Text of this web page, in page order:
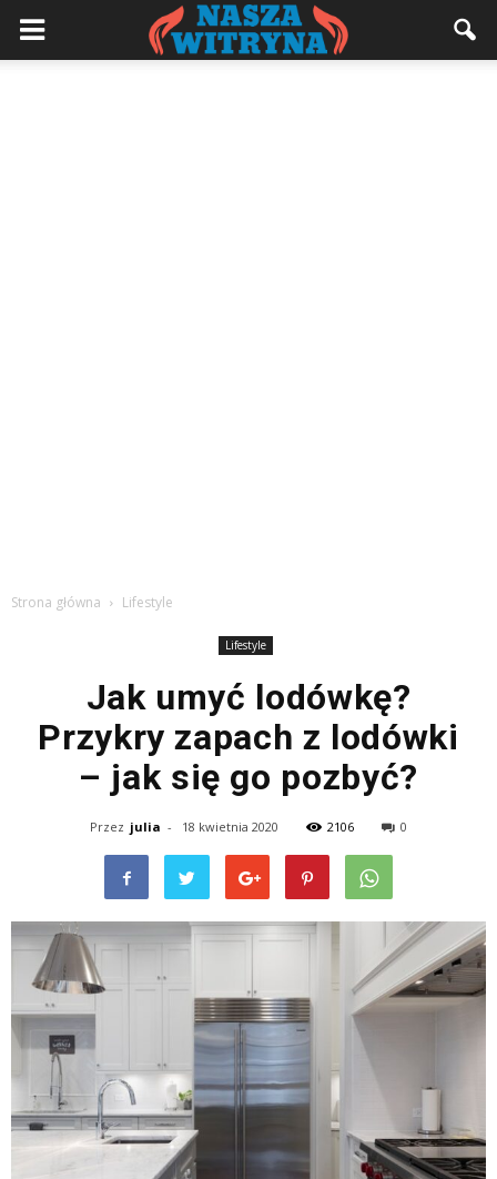
Strona główna Lifestyle
Lifestyle
Jak umyć lodówkę?
Przykry zapach z lodówki
– jak się go pozbyć?
Przez julia - 18 kwietnia 2020 2106 0